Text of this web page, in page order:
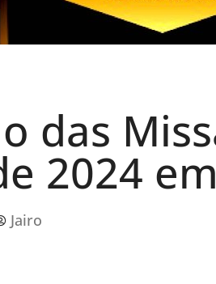
das
2024
Jairo